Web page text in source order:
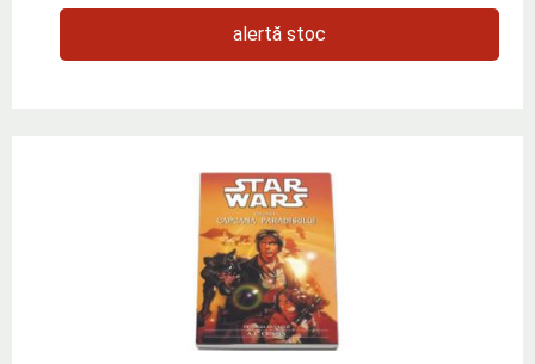
alertă stoc